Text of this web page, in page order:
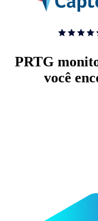
PRTG
você